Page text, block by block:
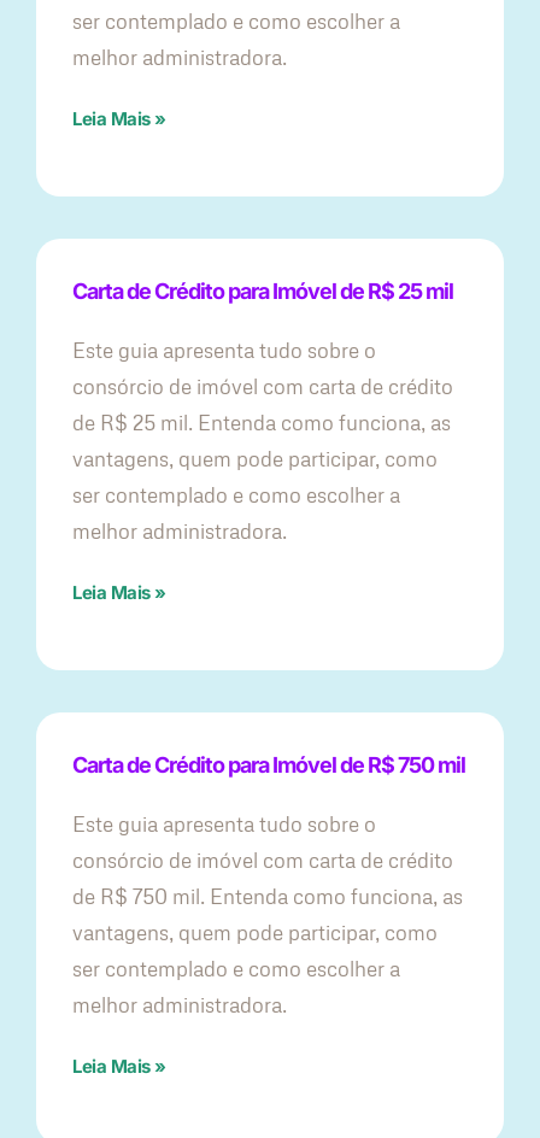
ser contemplado e como escolher a
melhor administradora.
Leia Mais »
Carta de Crédito para Imóvel de R$ 25 mil
Este guia apresenta tudo sobre o
consórcio de imóvel com carta de crédito
de R$ 25 mil. Entenda como funciona, as
vantagens, quem pode participar, como
ser contemplado e como escolher a
melhor administradora.
Leia Mais »
Carta de Crédito para Imóvel de R$ 750 mil
Este guia apresenta tudo sobre o
consórcio de imóvel com carta de crédito
de R$ 750 mil. Entenda como funciona, as
vantagens, quem pode participar, como
ser contemplado e como escolher a
melhor administradora.
Leia Mais »